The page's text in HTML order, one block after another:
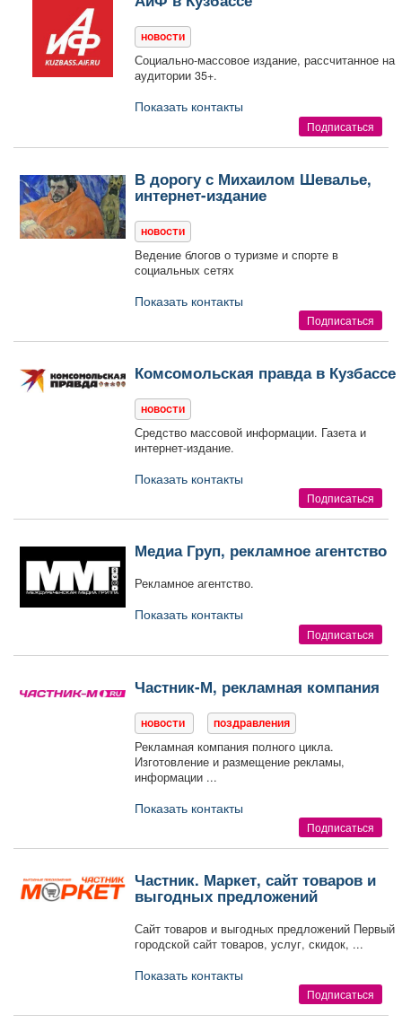
новости
Социально-массовое издание, рассчитанное на
аудитории 35+.
Показать контакты
Подписаться
В дорогу с Михаилом Шевалье,
интернет-издание
новости
Ведение блогов о туризме и спорте в
социальных сетях
Показать контакты
Подписаться
Комсомольская правда в Кузбассе
новости
Средство массовой информации. Газета и
интернет-издание.
Показать контакты
Подписаться
Медиа Груп, рекламное агентство
Рекламное агентство.
Показать контакты
Подписаться
Частник-М, рекламная компания
новости поздравления
Рекламная компания полного цикла.
Изготовление и размещение рекламы,
информации ...
Показать контакты
Подписаться
Частник. Маркет, сайт товаров и
выгодных предложений
Сайт товаров и выгодных предложений Первый
городской сайт товаров, услуг, скидок, ...
Показать контакты
Подписаться